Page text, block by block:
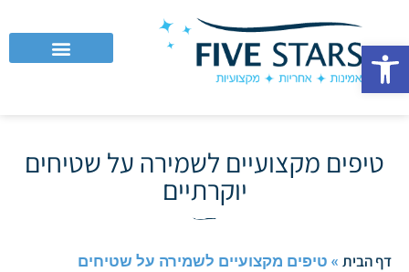
טיפים מקצועיים לשמירה על שטיחים
יוקרתיים
דף הבית » טיפים מקצועיים לשמירה על שטיחים
פתח סרגל נגישות